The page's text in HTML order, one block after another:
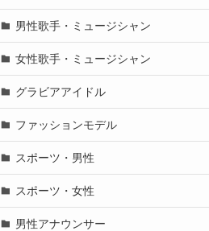
男性歌手・ミュージシャン
女性歌手・ミュージシャン
グラビアアイドル
ファッションモデル
スポーツ・男性
スポーツ・女性
男性アナウンサー